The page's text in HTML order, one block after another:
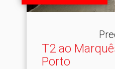
T2 ao
Porto